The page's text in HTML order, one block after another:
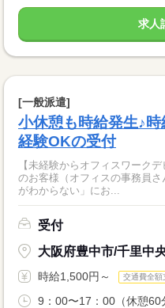
求人
[一般派遣]
小休憩も時給発生♪
経験OKの受付
【未経験からオフィスワーク
のお客様（オフィスの事務員
がわからない」にお...
受付
大阪府豊中市/千里中
時給1,500円～ 交通費全額
9：00〜17：00（休憩60